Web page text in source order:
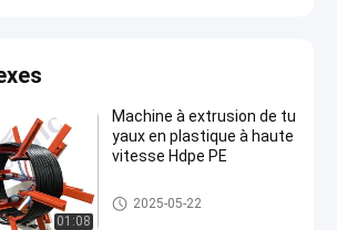
01:08
Machine à extrusion de tu
yaux en plastique à haute
vitesse Hdpe PE
Machine d'extrudeuse de tuya
u de HDPE
2025-05-22